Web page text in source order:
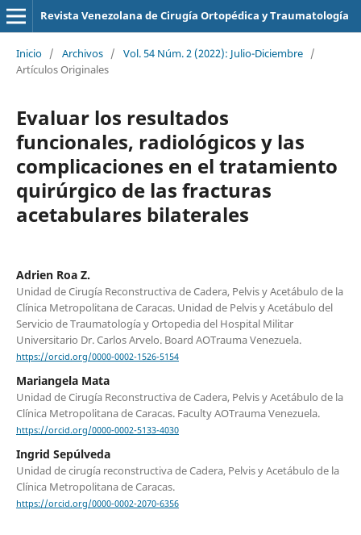
Revista Venezolana de Cirugía Ortopédica y Traumatología
Inicio / Archivos / Vol. 54 Núm. 2 (2022): Julio-Diciembre /
Artículos Originales
Evaluar los resultados
funcionales, radiológicos y las
complicaciones en el tratamiento
quirúrgico de las fracturas
acetabulares bilaterales
Adrien Roa Z.
Unidad de Cirugía Reconstructiva de Cadera, Pelvis y Acetábulo de la
Clínica Metropolitana de Caracas. Unidad de Pelvis y Acetábulo del
Servicio de Traumatología y Ortopedia del Hospital Militar
Universitario Dr. Carlos Arvelo. Board AOTrauma Venezuela.
https://orcid.org/0000-0002-1526-5154
Mariangela Mata
Unidad de Cirugía Reconstructiva de Cadera, Pelvis y Acetábulo de la
Clínica Metropolitana de Caracas. Faculty AOTrauma Venezuela.
https://orcid.org/0000-0002-5133-4030
Ingrid Sepúlveda
Unidad de cirugía reconstructiva de Cadera, Pelvis y Acetábulo de la
Clínica Metropolitana de Caracas.
https://orcid.org/0000-0002-2070-6356